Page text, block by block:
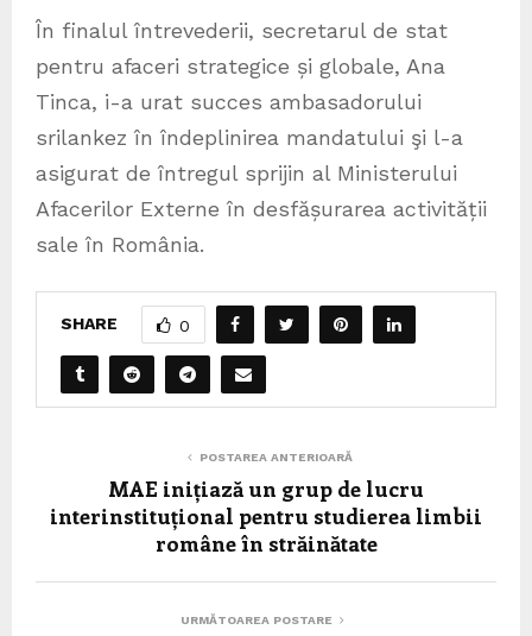
În finalul întrevederii, secretarul de stat
pentru afaceri strategice și globale, Ana
Tinca, i-a urat succes ambasadorului
srilankez în îndeplinirea mandatului şi l-a
asigurat de întregul sprijin al Ministerului
Afacerilor Externe în desfășurarea activității
sale în România.
SHARE 0
POSTAREA ANTERIOARĂ
MAE inițiază un grup de lucru
interinstituțional pentru studierea limbii
române în străinătate
URMĂTOAREA POSTARE